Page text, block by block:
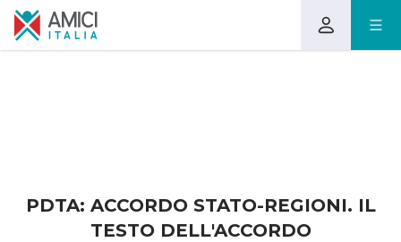
PDTA: ACCORDO STATO-REGIONI. IL
TESTO DELL'ACCORDO